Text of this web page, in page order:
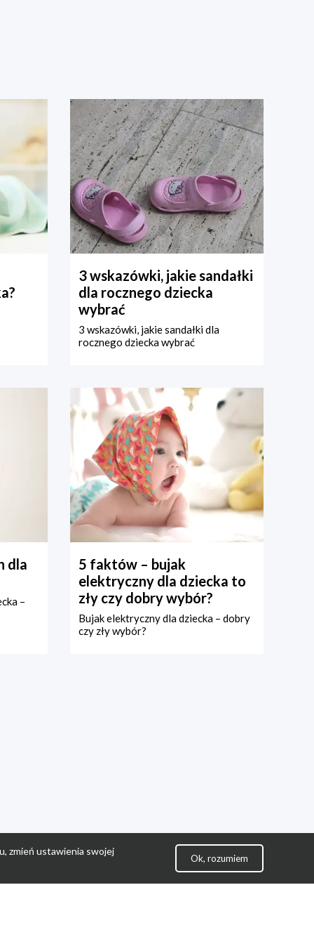
3 wskazówki, jakie sandałki
dla rocznego dziecka
wybrać
3 wskazówki, jakie sandałki dla
rocznego dziecka wybrać
dla
–
5 faktów – bujak
elektryczny dla dziecka to
zły czy dobry wybór?
Bujak elektryczny dla dziecka – dobry
czy zły wybór?
zmień ustawienia swojej
Ok, rozumiem